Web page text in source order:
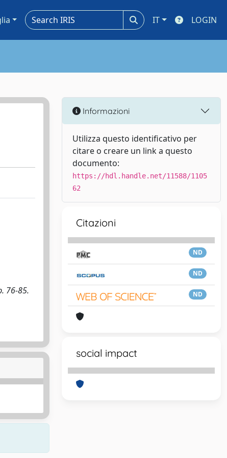
IT LOGIN
76-85.
Informazioni
Utilizza questo identificativo per
citare o creare un link a questo
documento:
https://hdl.handle.net/11588/1105
62
Citazioni
ND
ND
ND
social impact